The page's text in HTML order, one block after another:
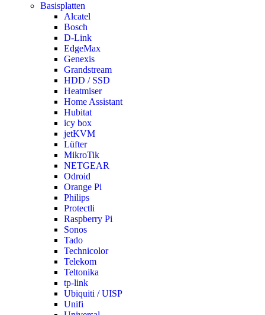
Basisplatten
Alcatel
Bosch
D-Link
EdgeMax
Genexis
Grandstream
HDD / SSD
Heatmiser
Home Assistant
Hubitat
icy box
jetKVM
Lüfter
MikroTik
NETGEAR
Odroid
Orange Pi
Philips
Protectli
Raspberry Pi
Sonos
Tado
Technicolor
Telekom
Teltonika
tp-link
Ubiquiti / UISP
Unifi